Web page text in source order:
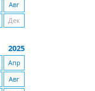
Авг
Дек
2025
Апр
Авг